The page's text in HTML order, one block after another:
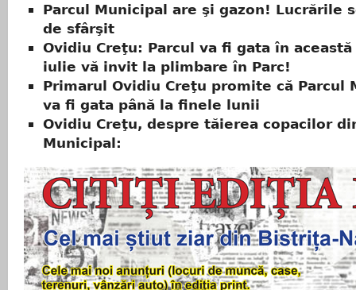
Parcul Municipal are şi gazon! Lucrările
de sfârşit
Ovidiu Creţu: Parcul va fi gata în
iulie vă invit la plimbare în Parc!
Primarul Ovidiu Creţu promite că Parcul
va fi gata până la finele lunii
Ovidiu Creţu, despre tăierea copacilor
Municipal: